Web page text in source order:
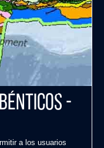
-
a los usuarios